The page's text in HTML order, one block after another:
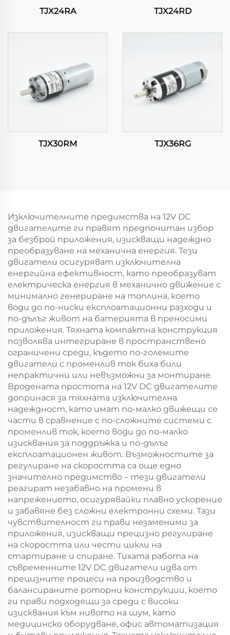
TJX24RA TJX24RD
TJX30RM TJX36RG
Изключителните предимства на 12V DC
двигателите ги правят предпочитан избор
за безброй приложения, изискващи надеждно
преобразуване на механична енергия. Тези
двигатели осигуряват изключителна
енергийна ефективност, като преобразуват
електрическа енергия в механично движение с
минимално генериране на топлина, което
води до по-ниски експлоатационни разходи и
по-дълъг живот на батерията в преносими
приложения. Тяхната компактна конструкция
позволява интегриране в пространствено
ограничени среди, където по-големите
двигатели с променлив ток биха били
непрактични или невъзможни за монтиране.
Вродената простота на 12V DC двигателите
допринася за тяхната изключителна
надеждност, като имат по-малко движещи се
части в сравнение с по-сложните системи с
променлив ток, което води до по-малко
изисквания за поддръжка и по-дълъг
експлоатационен живот. Възможностите за
регулиране на скоростта са още едно
значително предимство – тези двигатели
реагират незабавно на промени в
напрежението, осигурявайки плавно ускорение
и забавяне без сложни електронни схеми. Тази
чувствителност ги прави незаменими за
приложения, изискващи прецизно регулиране
на скоростта или чести цикли на
стартиране и спиране. Тихата работа на
съвременните 12V DC двигатели идва от
прецизните процеси на производство и
балансираните роторни конструкции, което
ги прави подходящи за среди с високи
изисквания към нивото на шум, като
медицинско оборудване, офис автоматизация